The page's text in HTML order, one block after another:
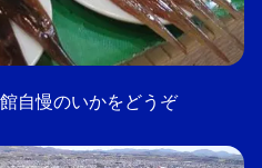
自慢のいかをどうぞ